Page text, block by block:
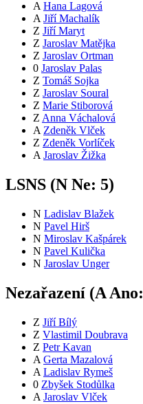
A Hana Lagová
A Jiří Machalík
Z Jiří Maryt
Z Jaroslav Matějka
Z Jaroslav Ortman
0 Jaroslav Palas
Z Tomáš Sojka
Z Jaroslav Soural
Z Marie Stiborová
Z Anna Váchalová
A Zdeněk Vlček
Z Zdeněk Vorlíček
A Jaroslav Žižka
LSNS (N Ne: 5)
N Ladislav Blažek
N Pavel Hirš
N Miroslav Kašpárek
N Pavel Kulička
N Jaroslav Unger
Nezařazení (A Ano:
Z Jiří Bílý
Z Vlastimil Doubrava
Z Petr Kavan
A Gerta Mazalová
A Ladislav Rymeš
0 Zbyšek Stodůlka
A Jaroslav Vlček